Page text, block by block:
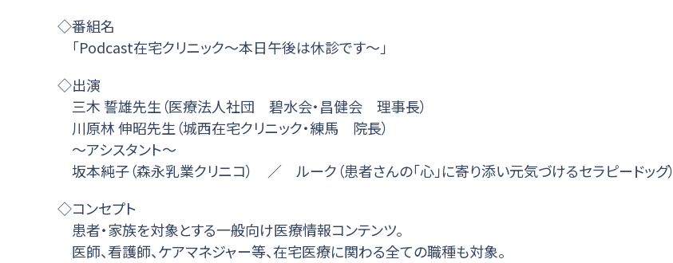
◇番組名
「Podcast在宅クリニック～本日午後は休診です～」
◇出演
三木 誓雄先生（医療法人社団 碧水会・昌健会 理事長）
川原林 伸昭先生（城西在宅クリニック・練馬 院長）
～アシスタント～
坂本純子（森永乳業クリニコ） ／ ルーク（患者さんの「心」に寄り添い元気づけるセラピードッグ）
◇コンセプト
患者・家族を対象とする一般向け医療情報コンテンツ。
医師、看護師、ケアマネジャー等、在宅医療に関わる全ての職種も対象。